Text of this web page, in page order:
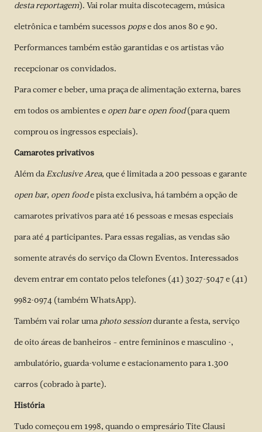
desta reportagem). Vai rolar muita discotecagem, música
eletrônica e também sucessos popse dos anos 80 e 90.
Performances também estão garantidas e os artistas vão
recepcionar os convidados.
Para comer e beber, uma praça de alimentação externa, bares
em todos os ambientes e open bare open food(para quem
comprou os ingressos especiais).
Camarotes privativos
Além daExclusive Area, que é limitada a 200 pessoas e garante
open bar, open foode pista exclusiva, há também a opção de
camarotes privativos para até 16 pessoas e mesas especiais
para até 4 participantes. Para essas regalias, as vendas são
somente através do serviço da Clown Eventos. Interessados
devem entrar em contato pelos telefones (41) 3027-5047 e (41)
9982-0974 (também WhatsApp).
Também vai rolar uma photo sessiondurante a festa, serviço
de oito áreas de banheiros – entre femininos e masculino -,
ambulatório, guarda-volume e estacionamento para 1.300
carros (cobrado à parte).
História
Tudo começou em 1998, quando o empresário Tite Clausi